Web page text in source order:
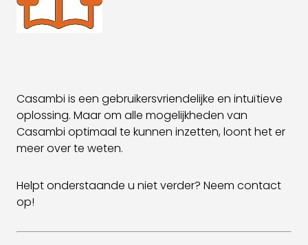
Casambi is een gebruikersvriendelijke en intuïtieve
oplossing. Maar om alle mogelijkheden van
Casambi optimaal te kunnen inzetten, loont het er
meer over te weten.
Helpt onderstaande u niet verder? Neem contact
op!